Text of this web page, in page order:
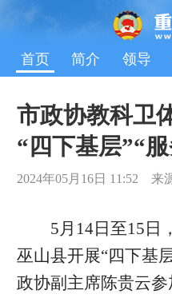
首页 简介 领导
市政协教科卫
“四下基层”“
2024年05月16日 11:52 来
5月14日至15日
巫山县开展“四下基
政协副主席陈贵云